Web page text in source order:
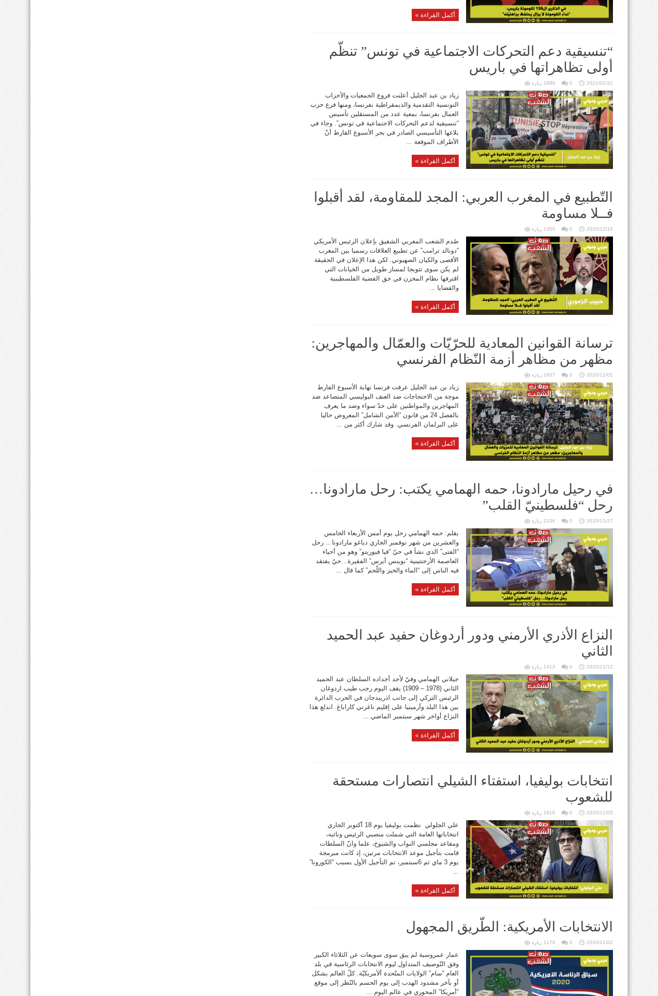
أكمل القراءة »
“تنسيقية دعم التحركات الاجتماعية في تونس” تنظّم
أولى تظاهراتها في باريس
2021/01/31
0 1899 زيارة
زياد بن عبد الجليل أعلنت فروع الجمعيات والأحزاب
التونسية التقدمية والديمقراطية بفرنسا، ومنها فرع حزب
العمال بفرنسا، بمعية عدد من المستقلين تأسيس
“تنسيقية لدعم التحركات الاجتماعية في تونس”. وجاء في
بلاغها التأسيسي الصادر في بحر الأسبوع الفارط أنّ
الأطراف الموقعة ...
أكمل القراءة »
التّطبيع في المغرب العربي: المجد للمقاومة، لقد أقبلوا
فــلا مساومة
2020/12/16
0 1355 زيارة
صُدم الشعب المغربي الشقيق بإعلان الرئيس الأمريكي
“دونالد ترامب” عن تطبيع العلاقات رسميا بين المغرب
الأقصى والكيان الصهيوني. لكن هذا الإعلان في الحقيقة
لم يكن سوى تتويجا لمسار طويل من الخيانات التي
اقترفها نظام المخزن في حق القضية الفلسطينية
والقضايا ...
أكمل القراءة »
ترسانة القوانين المعادية للحرّيّات والعمّال والمهاجرين:
مظهر من مظاهر أزمة النّظام الفرنسي
2020/12/01
0 1957 زيارة
زياد بن عبد الجليل عرفت فرنسا نهاية الأسبوع الفارط
موجة من الاحتجاجات ضد العنف البوليسي المتصاعد ضد
المهاجرين والمواطنين على حدّ سواء وضد ما يعرف
بالفصل 24 من قانون “الأمن الشامل” المعروض حاليا
على البرلمان الفرنسي. وقد شارك أكثر من ...
أكمل القراءة »
في رحيل مارادونا، حمه الهمامي يكتب: رحل مارادونا…
رحل “فلسطينيّ القلب”
2020/11/27
0 2106 زيارة
بقلم: حمه الهمامي رحل يوم أمس الأربعاء الخامس
والعشرين من شهر نوفمبر الجاري دياغو مارادونا… رحل
“الفتى” الذي نشأ في حيّ “فيا فيوريتو” وهو من أحياء
العاصمة الأرجنتينية “بوينس أيرس” الفقيرة…حيّ يفتقد
فيه الناس إلى “الماء والخبز واللّحم” كما قال ...
أكمل القراءة »
النزاع الأذري الأرمني ودور أردوغان حفيد عبد الحميد
الثاني
2020/11/12
0 1413 زيارة
جيلاني الهمامي وفيّ لأحد أجداده السلطان عبد الحميد
الثاني (1978 – 1909) يقف اليوم رجب طيب اردوغان
الرئيس التركي إلى جانب اذريبدجان في الحرب الدائرة
بين هذا البلد وأرمينيا على إقليم ناغرني كاراباغ. اندلع هذا
النزاع أواخر شهر سبتمبر الماضي ...
أكمل القراءة »
انتخابات بوليفيا، استفتاء الشيلي انتصارات مستحقة
للشعوب
2020/11/05
0 1916 زيارة
علي الجلولي نظمت بوليفيا يوم 18 أكتوبر الجاري
انتخاباتها العامة التي شملت منصبي الرئيس ونائبه،
ومقاعد مجلسي النواب والشيوخ، علما وانّ السلطات
قامت بتأجيل موعد الانتخابات مرتين، إذ كانت مبرمجة
يوم 3 ماي ثم 6سبتمبر، تم التأجيل الأول بسبب “الكورونا”
...
أكمل القراءة »
الانتخابات الأمريكية: الطّريق المجهول
2020/11/02
0 1170 زيارة
عمار عمروسية لم يبق سوى سويعات عن الثلاثاء الكبير
وفق التّوصيف المتداول ليوم الانتخابات الرئاسية في بلد
العام “سام” الولايات المتّحدة ألأمريكيّة. كلّ العالم بشكل
أو بآخر مشدود الهدب إلى يوم الحسم بالنّظر إلى موقع
“أمريكا” المحوري في عالم اليوم ...